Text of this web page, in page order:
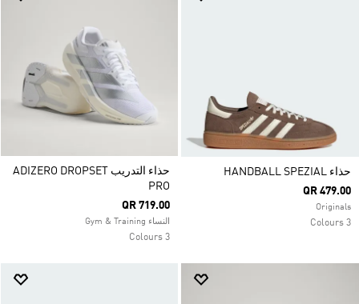
حذاء HANDBALL SPEZIAL
QR 479.00
Originals
3 Colours
حذاء التدريب ADIZERO DROPSET
PRO
QR 719.00
النساء Gym & Training
3 Colours